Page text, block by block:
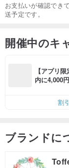
お支払いが確認でき
送予定です。
開催中のキ
【アプリ
内に4,000
割
ブランドに